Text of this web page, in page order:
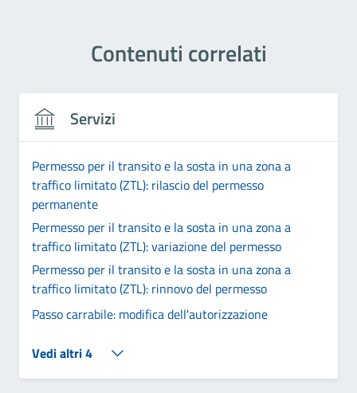
Contenuti correlati
Servizi
Permesso per il transito e la sosta in una zona a
traffico limitato (ZTL): rilascio del permesso
permanente
Permesso per il transito e la sosta in una zona a
traffico limitato (ZTL): variazione del permesso
Permesso per il transito e la sosta in una zona a
traffico limitato (ZTL): rinnovo del permesso
Passo carrabile: modifica dell'autorizzazione
Vedi altri 4